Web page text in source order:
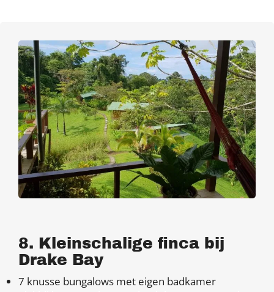
8. Kleinschalige finca bij
Drake Bay
7 knusse bungalows met eigen badkamer